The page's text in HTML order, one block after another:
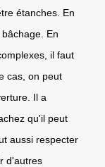
étanches. En
En
il faut
cas, on peut
Il a
qu'il peut
aussi respecter
d'autres